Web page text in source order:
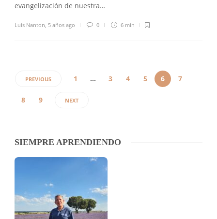
evangelización de nuestra…
Luis Nanton 5 años ago 0 6 min
PREVIOUS 1 … 3 4 5 6 7
8 9 NEXT
SIEMPRE APRENDIENDO